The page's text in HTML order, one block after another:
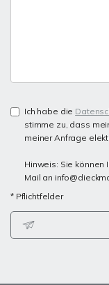
Ich habe die
stimme zu, dass
meiner Anfrage
Hinweis: Sie können
Mail an
* Pflichtfelder